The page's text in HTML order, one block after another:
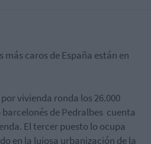
caros de España están en
vivienda ronda los 26.000
de Pedralbes cuenta
El tercer puesto lo ocupa
en la lujosa urbanización de la